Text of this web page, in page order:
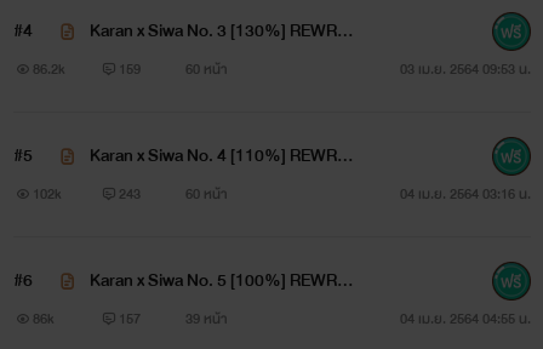
กฎหมาย
เมียที่เป็นผู้ชาย?
เมียที่เป็นใบ้?
#4
Karan x Siwa No. 3 [130%] REWRIT
86.2k 159 60 หน้า 03 เม.ย. 2564 09:53 น.
#5
Karan x Siwa No. 4 [110%] REWRIT
102k 243 60 หน้า 04 เม.ย. 2564 03:16 น.
#6
Karan x Siwa No. 5 [100%] REWRIT
86k 157 39 หน้า 04 เม.ย. 2564 04:55 น.